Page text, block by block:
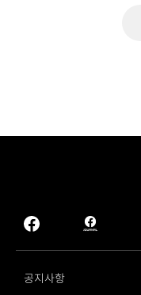
facebook
hmg
journal
공지사항